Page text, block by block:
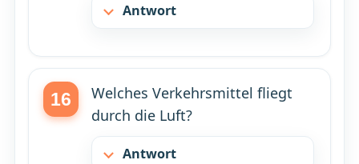
Antwort
Welches Verkehrsmittel fliegt
durch die Luft?
Antwort